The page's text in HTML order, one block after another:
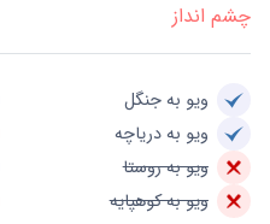
چشم انداز
ویو به جنگل
ویو به دریاچه
ویو به روستا
ویو به کوهپایه